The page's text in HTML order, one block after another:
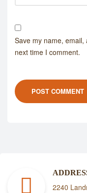
Save my name,
next time I comment.
POST COMMENT
2240